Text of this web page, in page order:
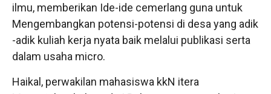
ilmu, memberikan Ide-ide cemerlang guna untuk
Mengembangkan potensi-potensi di desa yang adik
-adik kuliah kerja nyata baik melalui publikasi serta
dalam usaha micro.
Haikal, perwakilan mahasiswa kkN itera